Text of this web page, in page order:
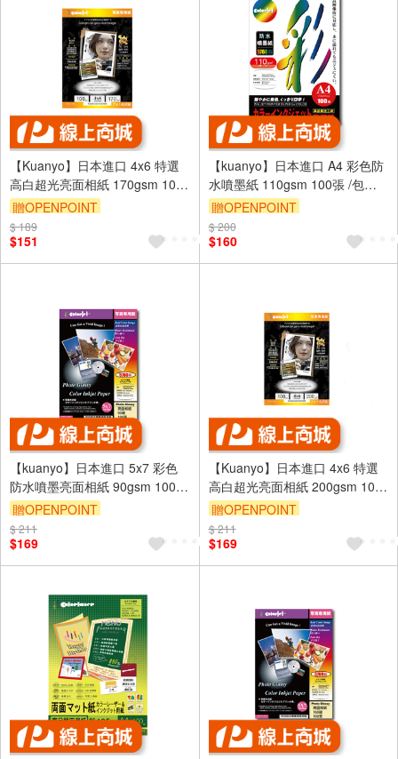
【Kuanyo】日本進口 4x6 特選
高白超光亮面相紙 170gsm 100
張 /包 GB170
贈OPENPOINT
$ 189
$151
【kuanyo】日本進口 A4 彩色防
水噴墨紙 110gsm 100張 /包
BS110
贈OPENPOINT
$ 200
$160
【kuanyo】日本進口 5x7 彩色
防水噴墨亮面相紙 90gsm 100張
/包 DS90
贈OPENPOINT
$ 211
$169
【Kuanyo】日本進口 4x6 特選
高白超光亮面相紙 200gsm 100
張 /包 GB200
贈OPENPOINT
$ 211
$169